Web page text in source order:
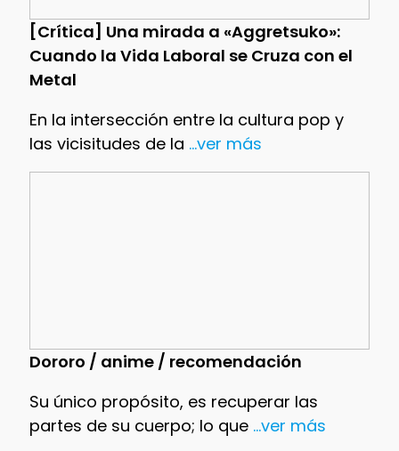
[Crítica] Una mirada a «Aggretsuko»:
Cuando la Vida Laboral se Cruza con el
Metal
En la intersección entre la cultura pop y
las vicisitudes de la ...ver más
Dororo / anime / recomendación
Su único propósito, es recuperar las
partes de su cuerpo; lo que...ver más